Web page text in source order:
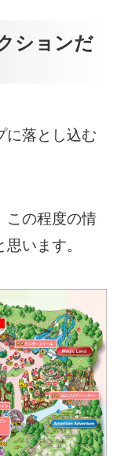
ションだ
に落とし込む
この程度の情
います。